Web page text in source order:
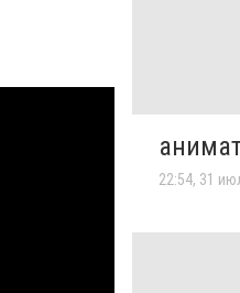
22:54, 31